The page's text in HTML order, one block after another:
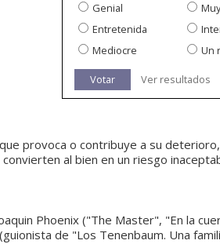
Genial
Entretenida
Mediocre
Un
Votar Ver resultados
provoca o contribuye a su
al bien en un riesgo
Phoenix ("The Master", "En la
de "Los Tenenbaum. Una